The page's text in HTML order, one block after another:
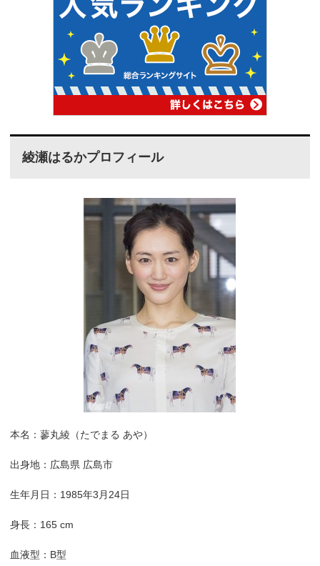
綾瀬はるかプロフィール
本名：蓼丸綾（たでまる あや）
出身地：広島県 広島市
生年月日：1985年3月24日
身長：165 cm
血液型：B型